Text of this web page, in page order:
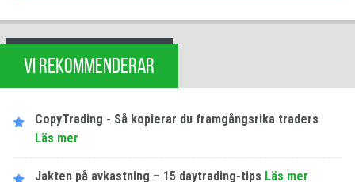
VI REKOMMENDERAR
CopyTrading - Så kopierar du framgångsrika traders
Läs mer
Jakten på avkastning – 15 daytrading-tips Läs mer